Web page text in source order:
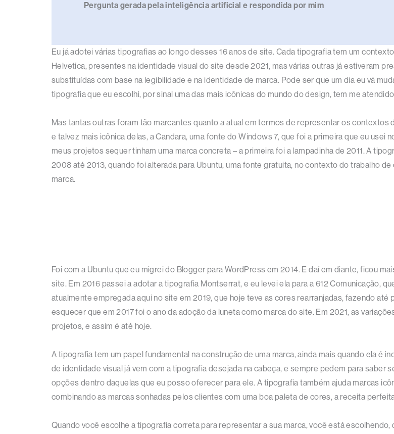
Pergunta gerada pela inteligência artificial e respondida por mim
Eu já adotei várias tipografias ao longo desses 16 anos de site. Cada tipografia tem um
Helvetica, presentes na identidade visual do site desde 2021, mas várias outras já estiveram
substituídas com base na legibilidade e na identidade de marca. Pode ser que um dia eu vá
tipografia que eu escolhi, por sinal uma das mais icônicas do mundo do design, tem me
Mas tantas outras foram tão marcantes quanto a atual em termos de representar os contextos
e talvez mais icônica delas, a Candara, uma fonte do Windows 7, que foi a primeira que eu
meus projetos sequer tinham uma marca concreta – a primeira foi a lampadinha de 2011. A
2008 até 2013, quando foi alterada para Ubuntu, uma fonte gratuita, no contexto do trabalho
marca.
Foi com a Ubuntu que eu migrei do Blogger para WordPress em 2014. E daí em diante, ficou
site. Em 2016 passei a adotar a tipografia Montserrat, e eu levei ela para a 612 Comunicação,
atualmente empregada aqui no site em 2019, que hoje teve as cores rearranjadas, fazendo até
esquecer que em 2017 foi o ano da adoção da luneta como marca do site. Em 2021, as
projetos, e assim é até hoje.
A tipografia tem um papel fundamental na construção de uma marca, ainda mais quando ela é
de identidade visual já vem com a tipografia desejada na cabeça, e sempre pedem para saber
opções dentro daquelas que eu posso oferecer para ele. A tipografia também ajuda marcas
combinando as marcas sonhadas pelos clientes com uma boa paleta de cores, a receita
Quando você escolhe a tipografia correta para representar a sua marca, você está